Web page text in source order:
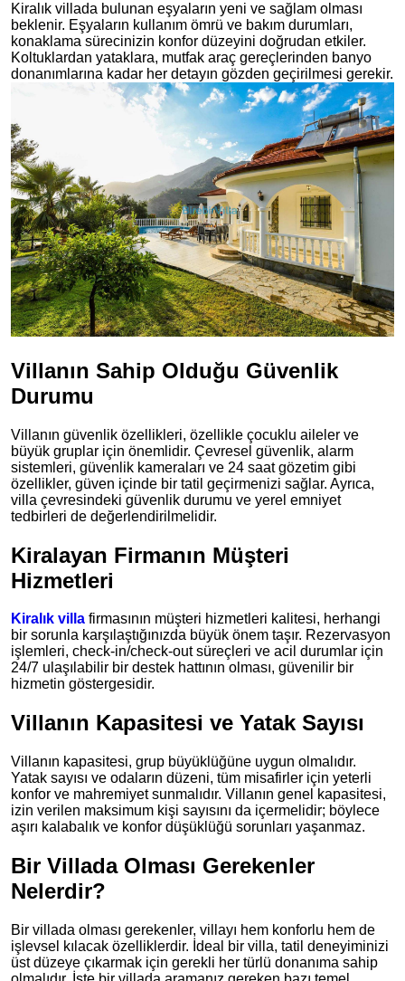
Kiralık villada bulunan eşyaların yeni ve sağlam olması
beklenir. Eşyaların kullanım ömrü ve bakım durumları,
konaklama sürecinizin konfor düzeyini doğrudan etkiler.
Koltuklardan yataklara, mutfak araç gereçlerinden banyo
donanımlarına kadar her detayın gözden geçirilmesi gerekir.
Villanın Sahip Olduğu Güvenlik
Durumu
Villanın güvenlik özellikleri, özellikle çocuklu aileler ve
büyük gruplar için önemlidir. Çevresel güvenlik, alarm
sistemleri, güvenlik kameraları ve 24 saat gözetim gibi
özellikler, güven içinde bir tatil geçirmenizi sağlar. Ayrıca,
villa çevresindeki güvenlik durumu ve yerel emniyet
tedbirleri de değerlendirilmelidir.
Kiralayan Firmanın Müşteri
Hizmetleri
Kiralık villa firmasının müşteri hizmetleri kalitesi, herhangi
bir sorunla karşılaştığınızda büyük önem taşır. Rezervasyon
işlemleri, check-in/check-out süreçleri ve acil durumlar için
24/7 ulaşılabilir bir destek hattının olması, güvenilir bir
hizmetin göstergesidir.
Villanın Kapasitesi ve Yatak Sayısı
Villanın kapasitesi, grup büyüklüğüne uygun olmalıdır.
Yatak sayısı ve odaların düzeni, tüm misafirler için yeterli
konfor ve mahremiyet sunmalıdır. Villanın genel kapasitesi,
izin verilen maksimum kişi sayısını da içermelidir; böylece
aşırı kalabalık ve konfor düşüklüğü sorunları yaşanmaz.
Bir Villada Olması Gerekenler
Nelerdir?
Bir villada olması gerekenler, villayı hem konforlu hem de
işlevsel kılacak özelliklerdir. İdeal bir villa, tatil deneyiminizi
üst düzeye çıkarmak için gerekli her türlü donanıma sahip